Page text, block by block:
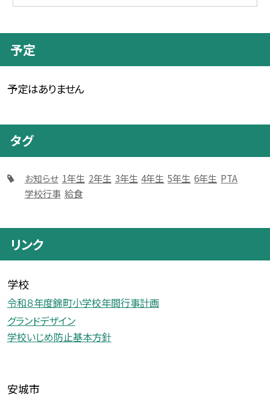
予定
予定はありません
タグ
お知らせ 1年生 2年生 3年生 4年生 5年生 6年生 PTA
学校行事 給食
リンク
学校
令和８年度錦町小学校年間行事計画
グランドデザイン
学校いじめ防止基本方針
安城市